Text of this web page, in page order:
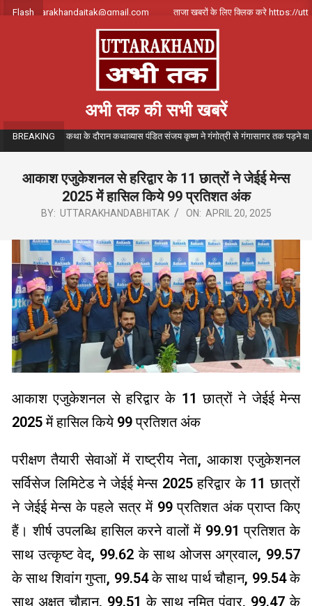
SkipFlash
uttarakhandajtak@gmail.com ताजा खबरों के लिए क्लिक करे https://
अभी तक की सभी खबरें
BREAKING
गंगा कथा के दौरान कथाव्यास पंडित संजय कृष्ण ने गंगोत्री से गंगासागर तक पड़ने वाले
आकाश एजुकेशनल से हरिद्वार के 11 छात्रों ने जेईई मेन्स
2025 में हासिल किये 99 प्रतिशत अंक
BY: UTTARAKHANDABHITAK ON: APRIL 20, 2025
आकाश एजुकेशनल से हरिद्वार के 11 छात्रों ने जेईई मेन्स
2025 में हासिल किये 99 प्रतिशत अंक
परीक्षण तैयारी सेवाओं में राष्ट्रीय नेता, आकाश एजुकेशनल
सर्विसेज लिमिटेड ने जेईई मेन्स 2025 हरिद्वार के 11 छात्रों
ने जेईई मेन्स के पहले सत्र में 99 प्रतिशत अंक प्राप्त किए
हैं। शीर्ष उपलब्धि हासिल करने वालों में 99.91 प्रतिशत के
साथ उत्कृष्ट वेद, 99.62 के साथ ओजस अग्रवाल, 99.57
के साथ शिवांग गुप्ता, 99.54 के साथ पार्थ चौहान, 99.54 के
साथ अक्षत चौहान, 99.51 के साथ नमित पंवार, 99.47 के